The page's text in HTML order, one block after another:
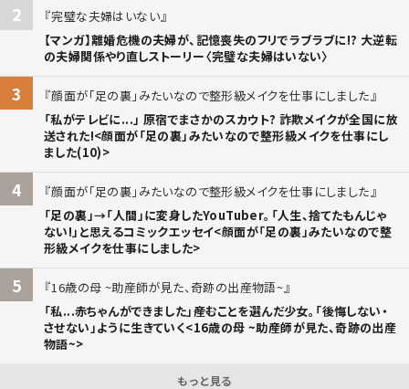
2
完璧な夫婦はいない
【マンガ】離婚危機の夫婦が、記憶喪失のフリでラブラブに!? 大逆転
の夫婦関係やり直しストーリー〈完璧な夫婦はいない〉
3
顔面が「足の裏」みたいなので整形級メイクを仕事にしました
「私がテレビに...」 原宿でまさかのスカウト? 詐欺メイクが全国に放
送された!<顔面が「足の裏」みたいなので整形級メイクを仕事にし
ました(10)>
4
顔面が「足の裏」みたいなので整形級メイクを仕事にしました
「足の裏」→「人間」に変身したYouTuber。「人生、捨てたもんじゃ
ない!」と思えるコミックエッセイ<顔面が「足の裏」みたいなので整
形級メイクを仕事にしました>
5
16歳の母 ~助産師が見た、奇跡の出産物語~
「私...赤ちゃんができました」――産むことを選んだ少女。「後悔しない・
させない」ように生きていく<16歳の母 ~助産師が見た、奇跡の出産
物語~>
もっと見る